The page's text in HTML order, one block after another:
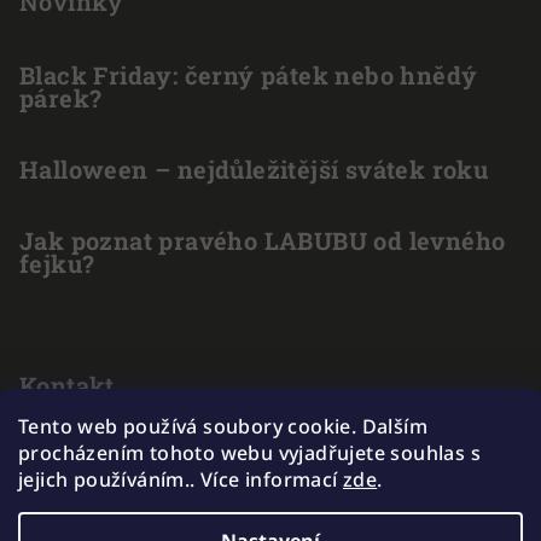
Tento web používá soubory cookie. Dalším
procházením tohoto webu vyjadřujete souhlas s
jejich používáním.. Více informacízde.
Black Friday: černý pátek nebo hnědý
párek?
Halloween – nejdůležitější svátek roku
Jak poznat pravého LABUBU od levného
fejku?
Kontakt
info@ outlet-hracek.cz
775 211 969